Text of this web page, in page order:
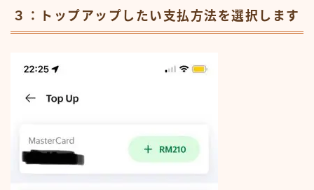
３：トップアップしたい支払方法を選択します